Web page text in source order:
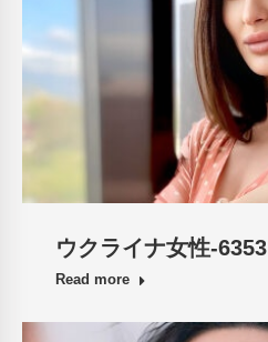
ウクライナ女性-6353
Read more